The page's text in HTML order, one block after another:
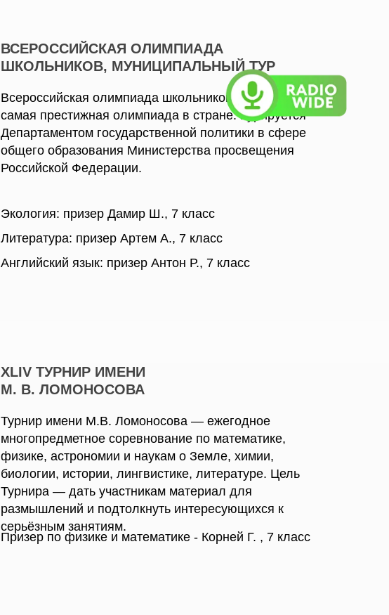
ВСЕРОССИЙСКАЯ ОЛИМПИАДА
ШКОЛЬНИКОВ, МУНИЦИПАЛЬНЫЙ ТУР
Всероссийская олимпиада школьников — старейшая и
самая престижная олимпиада в стране. Курируется
Департаментом государственной политики в сфере
общего образования Министерства просвещения
Российской Федерации.
Экология: призер Дамир Ш., 7 класс
Литература: призер Артем А., 7 класс
Английский язык: призер Антон Р., 7 класс
XLIV ТУРНИР ИМЕНИ
М. В. ЛОМОНОСОВА
Турнир имени М.В. Ломоносова — ежегодное
многопредметное соревнование по математике,
физике, астрономии и наукам о Земле, химии,
биологии, истории, лингвистике, литературе. Цель
Турнира — дать участникам материал для
размышлений и подтолкнуть интересующихся к
серьёзным занятиям.
Призер по физике и математике - Корней Г. , 7 класс